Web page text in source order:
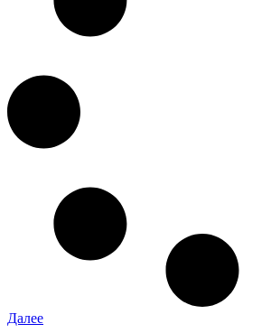
Далее